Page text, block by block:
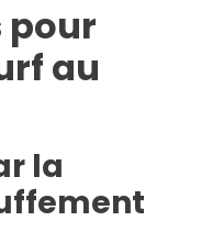
pour
au
la